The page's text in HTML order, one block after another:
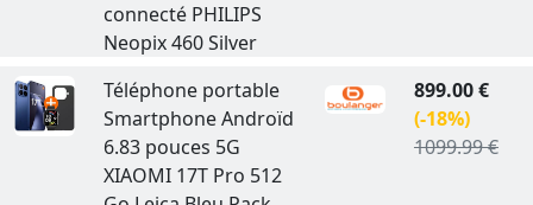
connecté PHILIPS
Neopix 460 Silver
Téléphone portable
Smartphone Androïd
6.83 pouces 5G
XIAOMI 17T Pro 512
899.00 €
(-18%)
1099.99 €